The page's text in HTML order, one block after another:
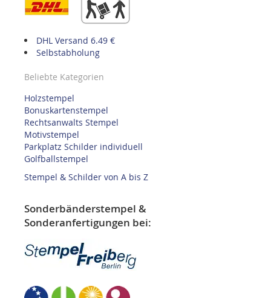
DHL Versand 6.49 €
Selbstabholung
Beliebte Kategorien
Holzstempel
Bonuskartenstempel
Rechtsanwalts Stempel
Motivstempel
Parkplatz Schilder individuell
Golfballstempel
Stempel & Schilder von A bis Z
Sonderbänderstempel &
Sonderanfertigungen bei: